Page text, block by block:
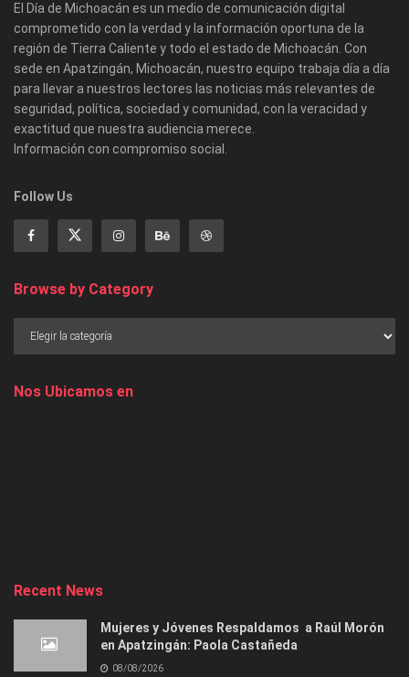
El Día de Michoacán es un medio de comunicación digital
comprometido con la verdad y la información oportuna de la
región de Tierra Caliente y todo el estado de Michoacán. Con
sede en Apatzingán, Michoacán, nuestro equipo trabaja día a día
para llevar a nuestros lectores las noticias más relevantes de
seguridad, política, sociedad y comunidad, con la veracidad y
exactitud que nuestra audiencia merece.
Información con compromiso social.
Follow Us
Browse by Category
Nos Ubicamos en
Recent News
Mujeres y Jóvenes Respaldamos a Raúl Morón
en Apatzingán: Paola Castañeda
08/08/2026